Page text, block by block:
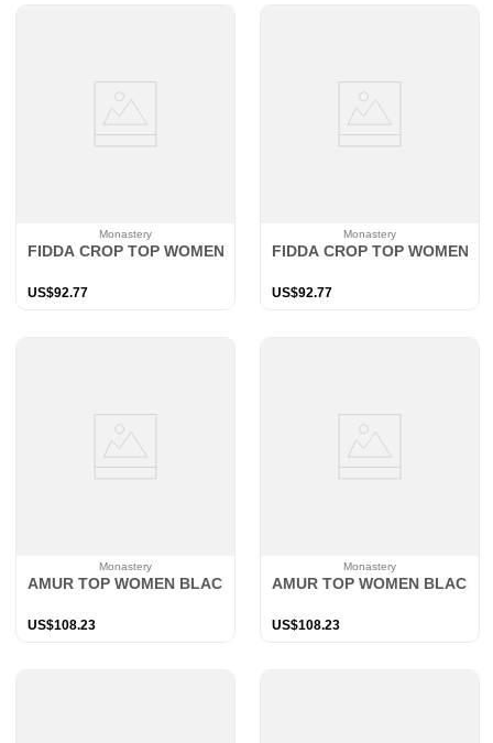
Monastery
FIDDA CROP TOP WOMEN BLACK
US$92.77
Monastery
FIDDA CROP TOP WOMEN
US$92.77
Monastery
AMUR TOP WOMEN BLACK
US$108.23
Monastery
AMUR TOP WOMEN BLACK
US$108.23